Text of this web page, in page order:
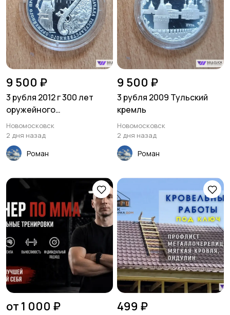
9 500 ₽
3 рубля 2012 г 300 лет
оружейного
производства в Туле
Новомосковск
2 дня назад
Роман
9 500 ₽
3 рубля 2009 Тульский
кремль
Новомосковск
2 дня назад
Роман
от 1 000 ₽ 499 ₽